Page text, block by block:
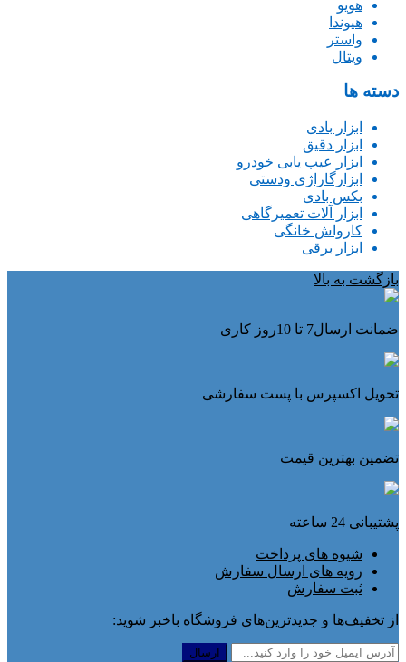
هویو
هیوندا
واستر
ویتال
دسته ها
ابزار بادی
ابزار دقیق
ابزار عیب یابی خودرو
ابزارگاراژی ودستی
بکس بادی
ابزار آلات تعمیرگاهی
کارواش خانگی
ابزار برقی
بازگشت به بالا
ضمانت ارسال7 تا 10روز کاری
تحویل اکسپرس با پست سفارشی
تضمین بهترین قیمت
پشتیبانی 24 ساعته
شیوه های پرداخت
رویه های ارسال سفارش
ثبت سفارش
از تخفیف‌ها و جدیدترین‌های فروشگاه باخبر شوید: